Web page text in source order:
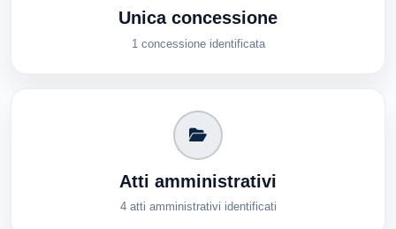
Unica concessione
1 concessione identificata
Atti amministrativi
4 atti amministrativi identificati